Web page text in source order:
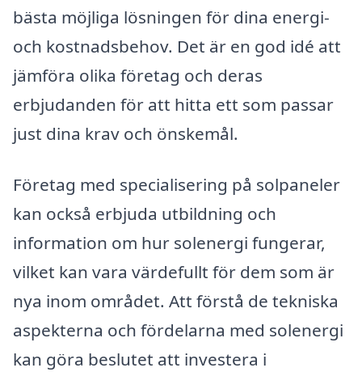
bästa möjliga lösningen för dina energi-
och kostnadsbehov. Det är en god idé att
jämföra olika företag och deras
erbjudanden för att hitta ett som passar
just dina krav och önskemål.
Företag med specialisering på solpaneler
kan också erbjuda utbildning och
information om hur solenergi fungerar,
vilket kan vara värdefullt för dem som är
nya inom området. Att förstå de tekniska
aspekterna och fördelarna med solenergi
kan göra beslutet att investera i